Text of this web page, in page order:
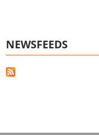
NEWSFEEDS